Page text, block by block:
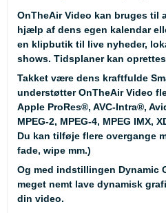
OnTheAir Video kan bruges til
hjælp af dens egen kalendar
en klipbutik til live nyheder,
shows. Tidsplaner kan
Takket være dens kraftfulde
understøtter OnTheAir Video
Apple ProRes®, AVC-Intra®,
MPEG-2, MPEG-4, MPEG IMX,
Du kan tilføje flere overgange
fade, wipe mm.)
Og med indstillingen Dynamic
meget nemt lave dynamisk
din video.